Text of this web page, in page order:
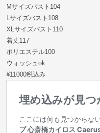
Mサイズバスト104
Lサイズバスト108
XLサイズバスト110
着丈117
ポリエステル100
ウォッシュok
¥11000税込み